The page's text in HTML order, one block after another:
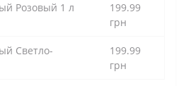
Розовый 1 л
199.99
грн
Светло-
199.99
грн